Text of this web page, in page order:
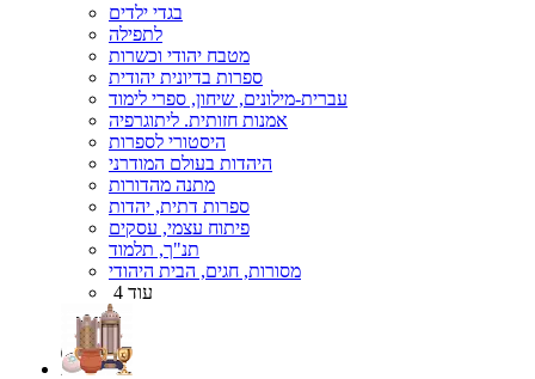
בגדי ילדים
לתפילה
מטבח יהודי וכשרות
ספרות בדיונית יהודית
עברית-מילונים, שיחון, ספרי לימוד
אמנות חזותית. ליתוגרפיה
היסטורי לספרות
היהדות בעולם המודרני
מתנה מהדורות
ספרות דתית, יהדות
פיתוח עצמי, עסקים
תנ"ך, תלמוד
מסורות, חגים, הבית היהודי
עוד 4